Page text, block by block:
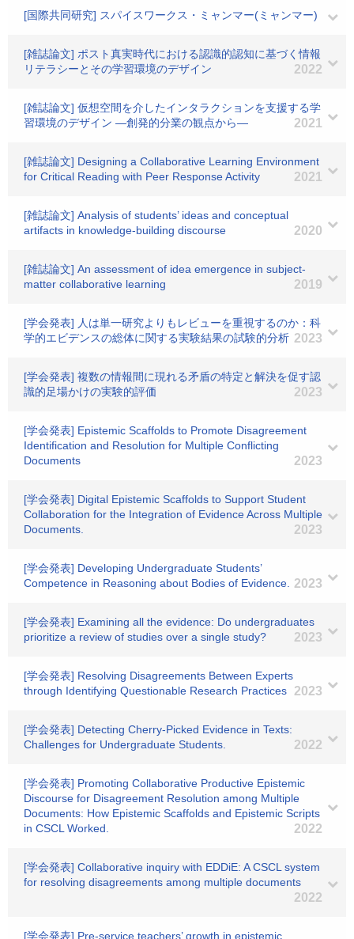
[国際共同研究] スパイスワークス・ミャンマー(ミャンマー)
[雑誌論文] ポスト真実時代における認識的認知に基づく情報
リテラシーとその学習環境のデザイン
2022
[雑誌論文] 仮想空間を介したインタラクションを支援する学
習環境のデザイン —創発的分業の観点から—
2021
[雑誌論文] Designing a Collaborative Learning Environment
for Critical Reading with Peer Response Activity
2021
[雑誌論文] Analysis of students’ ideas and conceptual
artifacts in knowledge‐building discourse
2020
[雑誌論文] An assessment of idea emergence in subject-
matter collaborative learning
2019
[学会発表] 人は単一研究よりもレビューを重視するのか：科
学的エビデンスの総体に関する実験結果の試験的分析 2023
[学会発表] 複数の情報間に現れる矛盾の特定と解決を促す認
識的足場かけの実験的評価
2023
[学会発表] Epistemic Scaffolds to Promote Disagreement
Identification and Resolution for Multiple Conflicting
Documents
2023
[学会発表] Digital Epistemic Scaffolds to Support Student
Collaboration for the Integration of Evidence Across Multiple
Documents.
2023
[学会発表] Developing Undergraduate Students’
Competence in Reasoning about Bodies of Evidence.
2023
[学会発表] Examining all the evidence: Do undergraduates
prioritize a review of studies over a single study?
2023
[学会発表] Resolving Disagreements Between Experts
through Identifying Questionable Research Practices
2023
[学会発表] Detecting Cherry-Picked Evidence in Texts:
Challenges for Undergraduate Students.
2022
[学会発表] Promoting Collaborative Productive Epistemic
Discourse for Disagreement Resolution among Multiple
Documents: How Epistemic Scaffolds and Epistemic Scripts
in CSCL Worked.
2022
[学会発表] Collaborative inquiry with EDDiE: A CSCL system
for resolving disagreements among multiple documents
2022
[学会発表] Pre-service teachers’ growth in epistemic